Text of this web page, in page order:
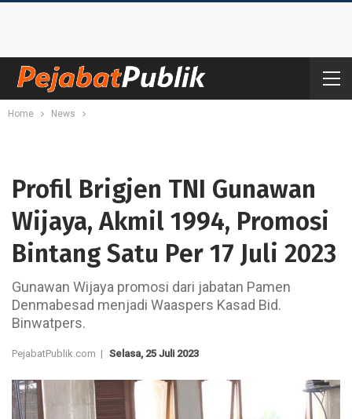
Home News
Profil Brigjen TNI Gunawan
Wijaya, Akmil 1994, Promosi
Bintang Satu Per 17 Juli 2023
Gunawan Wijaya promosi dari jabatan Pamen
Denmabesad menjadi Waaspers Kasad Bid.
Binwatpers.
PejabatPublik.com | Selasa, 25 Juli 2023